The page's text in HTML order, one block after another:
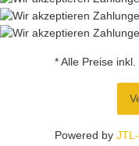
* Alle Preise
Powered by